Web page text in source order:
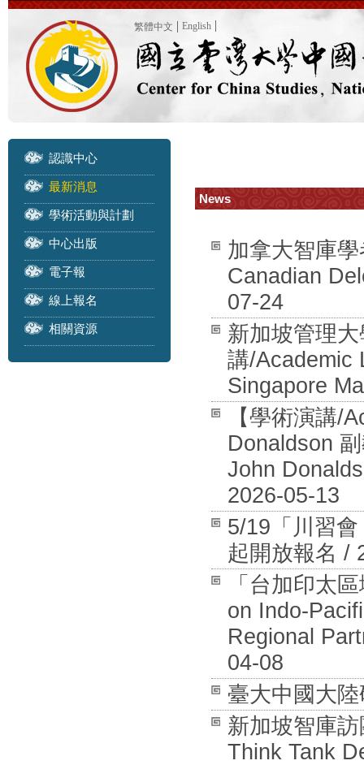
繁體中文 English
認識中心
最新消息
學術活動與計劃
中心出版
電子報
線上報名
相關資源
News
加拿大智庫
Canadian
07-24
新加坡管理
講/Academic
Singapore
【學術演講/
Donaldson
John
2026-05-13
5/19「川習
起開放報名 /
「台加印太
on Indo-
Regional
04-08
臺大中國大
新加坡智庫
Think Tank